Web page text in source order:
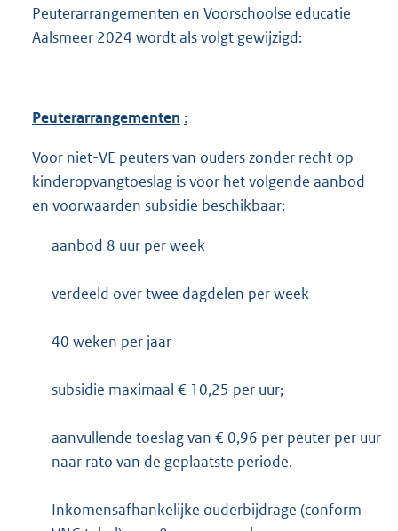
Peuterarrangementen en Voorschoolse educatie
Aalsmeer 2024 wordt als volgt gewijzigd:
Peuterarrangementen :
Voor niet-VE peuters van ouders zonder recht op
kinderopvangtoeslag is voor het volgende aanbod
en voorwaarden subsidie beschikbaar:
aanbod 8 uur per week
verdeeld over twee dagdelen per week
40 weken per jaar
subsidie maximaal € 10,25 per uur;
aanvullende toeslag van € 0,96 per peuter per uur
naar rato van de geplaatste periode.
Inkomensafhankelijke ouderbijdrage (conform